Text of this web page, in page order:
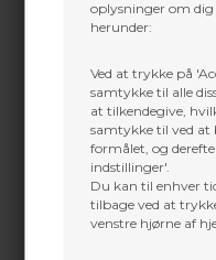
oplysninger om
herunder:
Ved at trykke på
samtykke til alle
at tilkendegive,
samtykke til ved at
formålet, og
indstillinger'.
Du kan til enhver
tilbage ved at
venstre hjørne af
ERA BACKSTOP
TARGET 65CM